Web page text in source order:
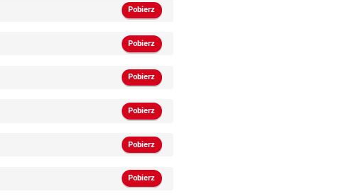
Pobierz
Pobierz
Pobierz
Pobierz
Pobierz
Pobierz